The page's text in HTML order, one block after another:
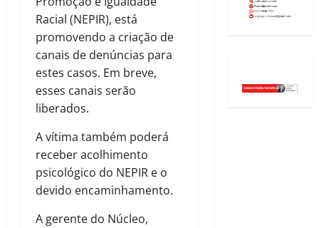
Racial (NEPIR), está
promovendo a criação de
canais de denúncias para
estes casos. Em breve,
esses canais serão
liberados.
A vítima também poderá
receber acolhimento
psicológico do NEPIR e o
devido encaminhamento.
A gerente do Núcleo,